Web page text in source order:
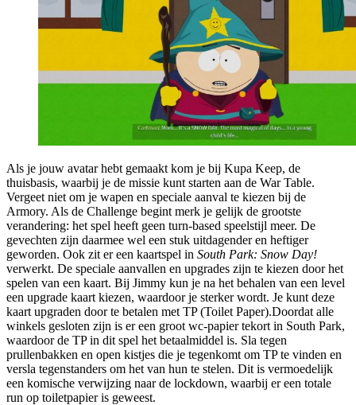
Als je jouw avatar hebt gemaakt kom je bij Kupa Keep, de
thuisbasis, waarbij je de missie kunt starten aan de War Table.
Vergeet niet om je wapen en speciale aanval te kiezen bij de
Armory. Als de Challenge begint merk je gelijk de grootste
verandering: het spel heeft geen turn-based speelstijl meer. De
gevechten zijn daarmee wel een stuk uitdagender en heftiger
geworden. Ook zit er een kaartspel in South Park: Snow Day!
verwerkt. De speciale aanvallen en upgrades zijn te kiezen door het
spelen van een kaart. Bij Jimmy kun je na het behalen van een level
een upgrade kaart kiezen, waardoor je sterker wordt. Je kunt deze
kaart upgraden door te betalen met TP (Toilet Paper).Doordat alle
winkels gesloten zijn is er een groot wc-papier tekort in South Park,
waardoor de TP in dit spel het betaalmiddel is. Sla tegen
prullenbakken en open kistjes die je tegenkomt om TP te vinden en
versla tegenstanders om het van hun te stelen. Dit is vermoedelijk
een komische verwijzing naar de lockdown, waarbij er een totale
run op toiletpapier is geweest.